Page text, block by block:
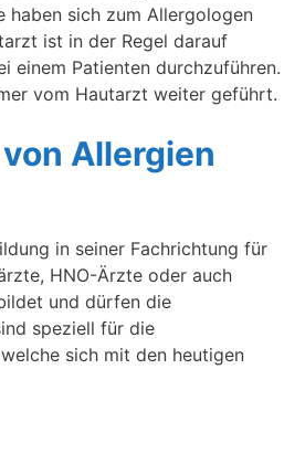
sich zum Allergologen
ist in der Regel darauf
einem Patienten durchzuführen.
vom Hautarzt weiter geführt.
Allergien
in seiner Fachrichtung für
HNO-Ärzte oder auch
und dürfen die
speziell für die
sich mit den heutigen